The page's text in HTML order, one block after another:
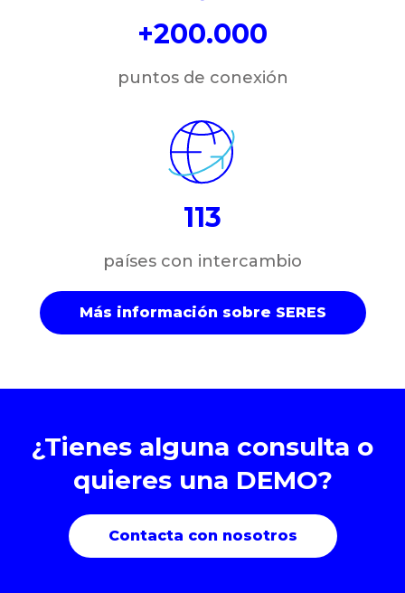
+200.000
puntos de conexión
113
países con intercambio
Más información sobre SERES
¿Tienes alguna consulta o
quieres una DEMO?
Contacta con nosotros